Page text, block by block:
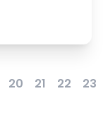
20 21 22 23